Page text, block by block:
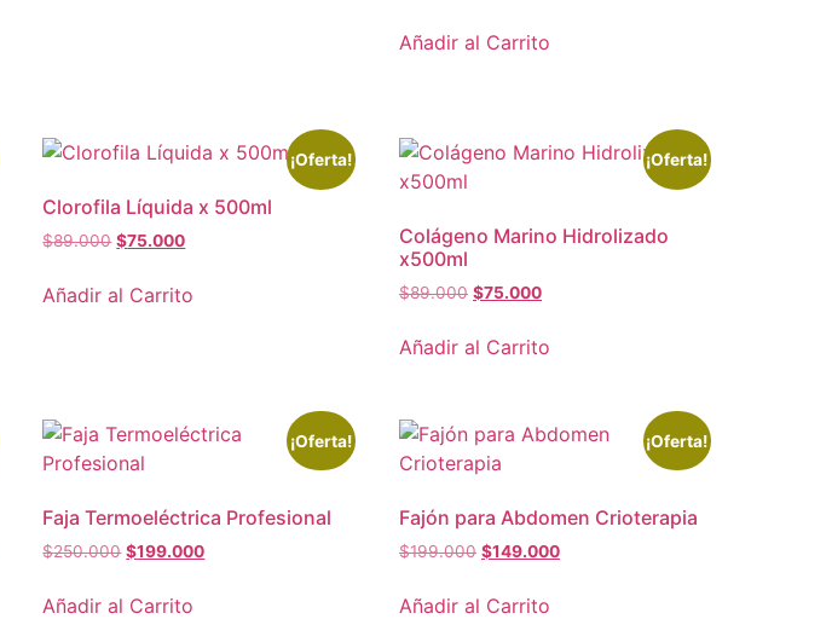
Añadir al Carrito
¡Oferta!
Clorofila Líquida x 500ml
$89.000 $75.000
Añadir al Carrito
¡Oferta!
Colágeno Marino Hidrolizado
x500ml
$89.000 $75.000
Añadir al Carrito
¡Oferta!
Faja Termoeléctrica Profesional
$250.000 $199.000
Añadir al Carrito
¡Oferta!
Fajón para Abdomen Crioterapia
$199.000 $149.000
Añadir al Carrito